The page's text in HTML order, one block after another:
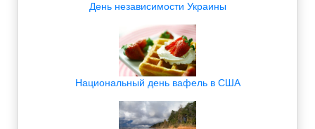
День независимости Украины
Национальный день вафель в США